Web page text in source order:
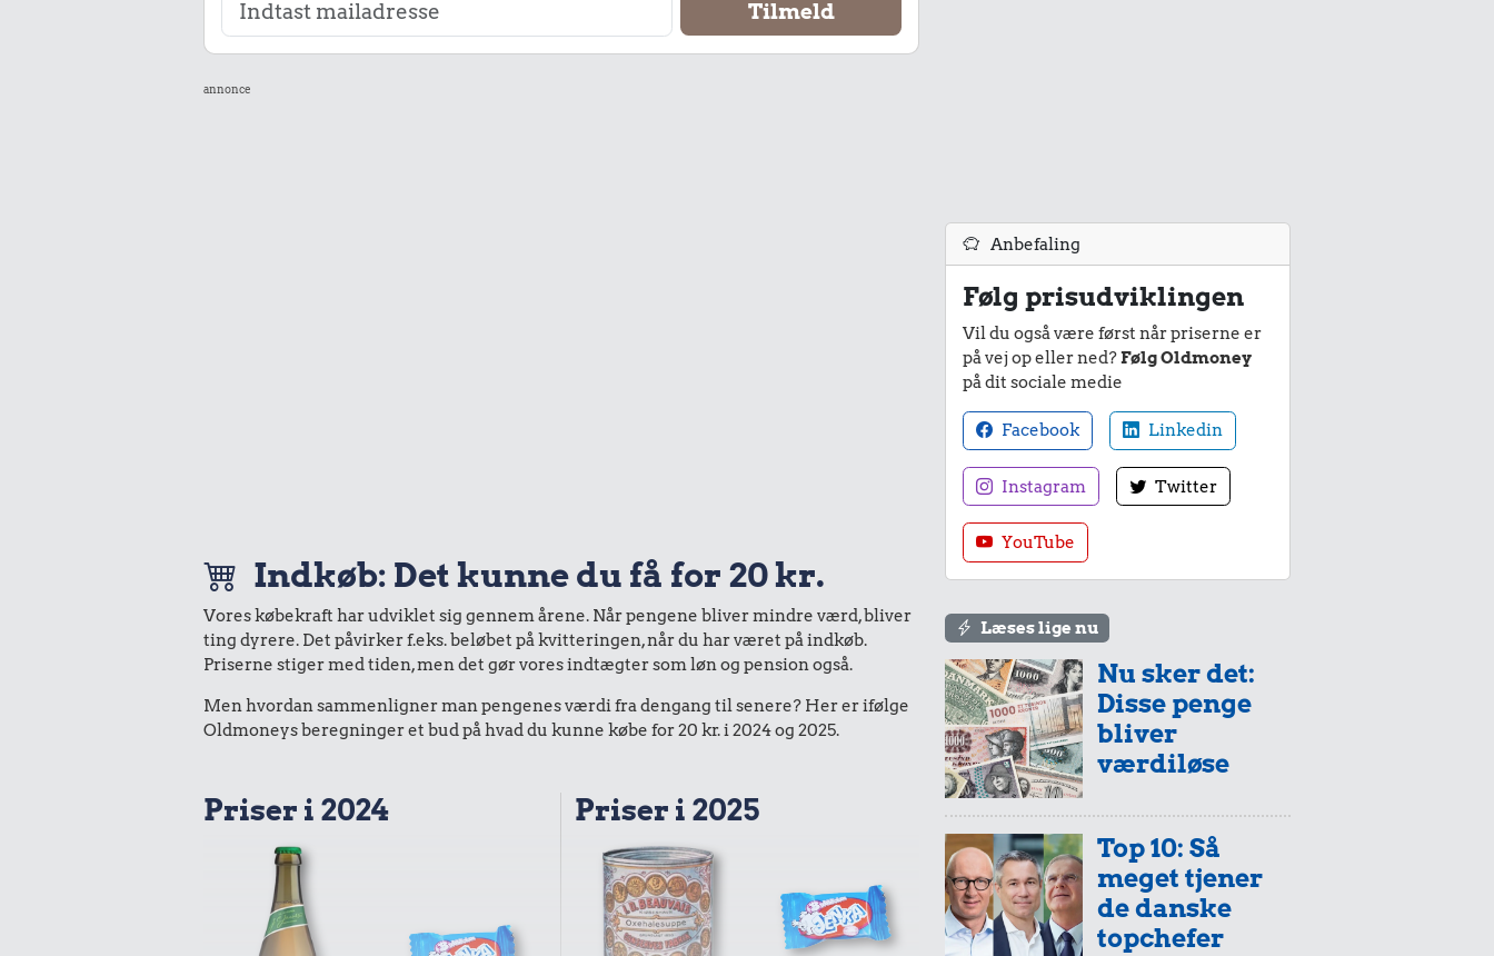
annonce
Indkøb: Det kunne du få for 20 kr.
Vores købekraft har udviklet sig gennem årene. Når pengene bliver mindre værd, bliver
ting dyrere. Det påvirker f.eks. beløbet på kvitteringen, når du har været på indkøb.
Priserne stiger med tiden, men det gør vores indtægter som løn og pension også.
Men hvordan sammenligner man pengenes værdi fra dengang til senere? Her er ifølge
Oldmoneys beregninger et bud på hvad du kunne købe for 20 kr. i 2024 og 2025.
Priser i 2024 Priser i 2025
Anbefaling
Følg prisudviklingen
Vil du også være først når priserne er
på vej op eller ned?Følg Oldmoney
på dit sociale medie
Facebook Linkedin
Instagram Twitter
YouTube
Læses lige nu
Nu sker det:
Disse penge
bliver
værdiløse
Top 10: Så
meget tjener
de danske
topchefer